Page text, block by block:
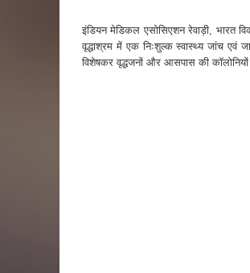
इंडियन मेडिकल एसोसिएशन रेवाड़ी, भारत
वृद्धाश्रम में एक निःशुल्क स्वास्थ्य जांच एवं
विशेषकर वृद्धजनों और आसपास की कॉलोनियों